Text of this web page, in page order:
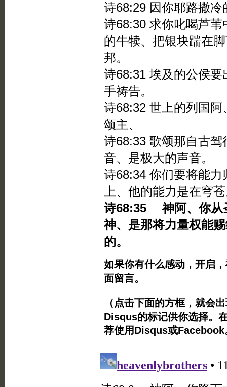
诗68:29 因你耶路撒
诗68:30 求你叱喝芦
的牛犊、把银块踹在
邦。
诗68:31 埃及的公侯
手祷告。
诗68:32 世上的列国
颂主、
诗68:33 歌颂那自古
音、是极大的声音。
诗68:34 你们要将能
上、他的能力是在穹
诗68:35 神阿、你从
神、是那将力量权能
的。
如果你有什么感动，开启
面留言。
（点击下面的方框，就会
Disqus的标记供你选择。
荐使用Disqus或